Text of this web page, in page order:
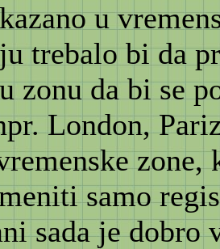
u
trebalo bi da
zonu da bi se
London,
zone,
samo
sada je dobro